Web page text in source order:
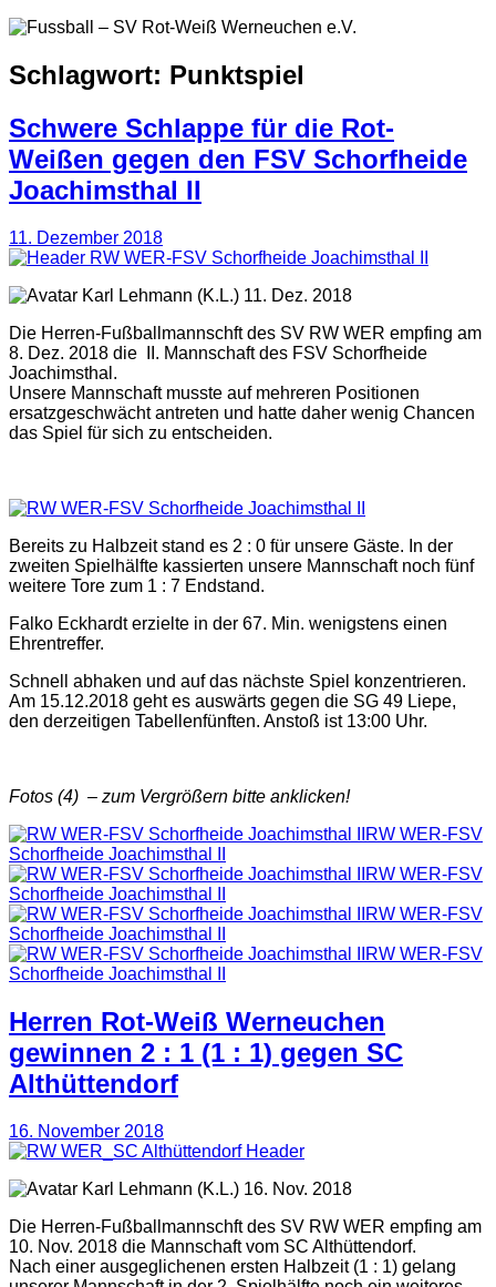
Schlagwort: Punktspiel
Schwere Schlappe für die Rot-
Weißen gegen den FSV Schorfheide
Joachimsthal II
11. Dezember 2018
(K.L.) 11. Dez. 2018
Die Herren-Fußballmannschft des SV RW WER empfing am
8. Dez. 2018 die II. Mannschaft des FSV Schorfheide
Joachimsthal.
Unsere Mannschaft musste auf mehreren Positionen
ersatzgeschwächt antreten und hatte daher wenig Chancen
das Spiel für sich zu entscheiden.
Bereits zu Halbzeit stand es 2 : 0 für unsere Gäste. In der
zweiten Spielhälfte kassierten unsere Mannschaft noch fünf
weitere Tore zum 1 : 7 Endstand.
Falko Eckhardt erzielte in der 67. Min. wenigstens einen
Ehrentreffer.
Schnell abhaken und auf das nächste Spiel konzentrieren.
Am 15.12.2018 geht es auswärts gegen die SG 49 Liepe,
den derzeitigen Tabellenfünften. Anstoß ist 13:00 Uhr.
Fotos (4) – zum Vergrößern bitte anklicken!
RW WER-FSV
Schorfheide Joachimsthal II
RW WER-FSV
Schorfheide Joachimsthal II
RW WER-FSV
Schorfheide Joachimsthal II
RW WER-FSV
Schorfheide Joachimsthal II
Herren Rot-Weiß Werneuchen
gewinnen 2 : 1 (1 : 1) gegen SC
Althüttendorf
16. November 2018
(K.L.) 16. Nov. 2018
Die Herren-Fußballmannschft des SV RW WER empfing am
10. Nov. 2018 die Mannschaft vom SC Althüttendorf.
Nach einer ausgeglichenen ersten Halbzeit (1 : 1) gelang